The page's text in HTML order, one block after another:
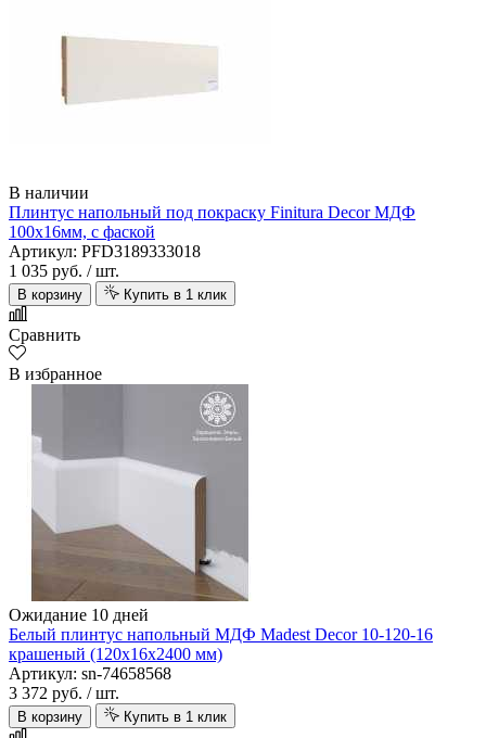
В наличии
Плинтус напольный под покраску Finitura Decor МДФ
100х16мм, с фаской
Артикул: PFD3189333018
1 035 руб. / шт.
В корзину Купить в 1 клик
Сравнить
В избранное
Ожидание 10 дней
Белый плинтус напольный МДФ Madest Decor 10-120-16
крашеный (120х16х2400 мм)
Артикул: sn-74658568
3 372 руб. / шт.
В корзину Купить в 1 клик